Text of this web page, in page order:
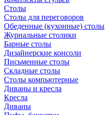
Столы
Столы для переговоров
Обеденные (кухонные) столы
Журнальные столики
Барные столы
Дизайнерские консоли
Письменные столы
Складные столы
Столы компьютерные
Диваны и кресла
Кресла
Диваны